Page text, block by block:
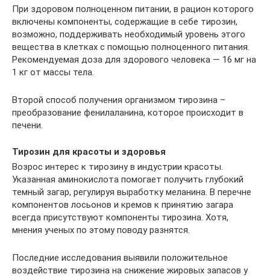
При здоровом полноценном питании, в рацион которого
включены компоненты, содержащие в себе тирозин,
возможно, поддерживать необходимый уровень этого
вещества в клетках с помощью полноценного питания.
Рекомендуемая доза для здорового человека — 16 мг на
1 кг от массы тела.
Второй способ получения организмом тирозина –
преобразование фенилаланина, которое происходит в
печени.
Тирозин для красоты и здоровья
Возрос интерес к тирозину в индустрии красоты.
Указанная аминокислота помогает получить глубокий
темный загар, регулируя выработку меланина. В перечне
компонентов лосьонов и кремов к принятию загара
всегда присутствуют компоненты тирозина. Хотя,
мнения ученых по этому поводу разнятся.
Последние исследования выявили положительное
воздействие тирозина на снижение жировых запасов у